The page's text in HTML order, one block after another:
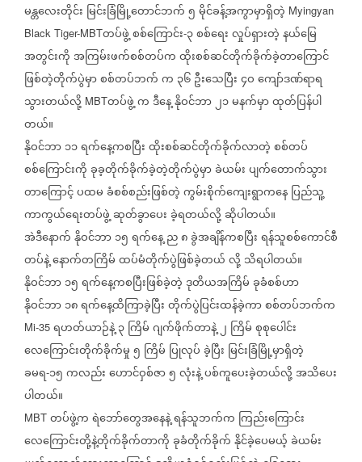
မန္တလေးတိုင်း မြင်းခြံမြို့တောင်ဘက်၅မိုင်ခန့်အကွာမှာရှိတဲ့ Myingyan
Black Tiger-MBTတပ်ဖွဲ့စစ်ကြောင်း-၃စစ်ရေးလှုပ်ရှားတဲ့နယ်မြေ
အတွင်းကိုအကြမ်းဖက်စစ်တပ်ကထိုးစစ်ဆင်တိုက်ခိုက်ခဲ့တာကြောင်
ဖြစ်တဲ့တိုက်ပွဲမှာစစ်တပ်ဘက်က ၃၆ဦးသေပြီး၄ဝကျော်ဒဏ်ရာရ
သွားတယ်လို့ MBTတပ်ဖွဲ့ကဒီနေ့နိုဝင်ဘာ၂၁မနက်မှာထုတ်ပြန်ပါ
တယ်။
နိုဝင်ဘာ၁၁ရက်နေ့ကစပြီးထိုးစစ်ဆင်တိုက်ခိုက်လာတဲ့စစ်တပ်
စစ်ကြောင်းကိုခုခ့တိုက်ခိုက်ခဲ့တဲ့တိုက်ပွဲမှာခဲယမ်းပျက်တောက်သွား
တာကြောင့်ပထမခံစစ်စည်းဖြစ်တဲ့ကွမ်းစိုက်ကျေးရွာက‌နေပြည်သူ့
ကာကွယ်ရေးတပ်ဖွဲ့ဆုတ်ခွာပေးခဲ့ရတယ်လို့ဆိုပါတယ်။
အဲဒီနောက်နိုဝင်ဘာ၁၅ရက်နေ့ည၈ခွဲအချိန်ကစပြီးရန်သူစစ်ကောင်စီ
တပ်နဲ့နောက်တကြိမ်ထပ်မံတိုက်ပွဲဖြစ်ခဲ့တယ်လို့သိရပါတယ်။
နိုဝင်ဘာ၁၅ရက်နေ့ကစပြီးဖြစ်ခဲ့တဲ့ဒုတိယအကြိမ်ခုခံစစ်ဟာ
နိုဝင်ဘာ၁၈ရက်နေ့ထိကြာခဲ့ပြီးတိုက်ပွဲပြင်းထန်ခဲ့ကာစစ်တပ်ဘက်က
Mi-35 ရဟတ်ယာဉ်နဲ့၃ကြိမ်ဂျက်ဖိုက်တာနဲ့၂ ကြိမ်စုစုပေါင်း
လေကြောင်းတိုက်ခိုက်မှု၅ ကြိမ် ပြုလုပ်ခဲ့ပြီး မြင်းခြံမြို့မှာရှိတဲ့
ခမရ-၁၅ကလည်းဟောင်ဝှစ်ဇာ၅လုံးနဲ့ပစ်ကူ‌ပေးခဲ့တယ်လို့အသိပေး
ပါတယ်။
MBT တပ်ဖွဲ့ကရဲဘော်တွေအနေနဲ့ရန်သူဘက်က ကြည်းကြောင်း
လေကြောင်းတို့နဲ့တိုက်ခိုက်တာကိုခုခံတိုက်ခိုက်နိုင်ခဲ့ပေမယ့်ခဲယမ်း